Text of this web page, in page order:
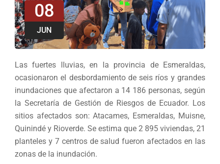
08
JUN
Las fuertes lluvias, en la provincia de Esmeraldas,
ocasionaron el desbordamiento de seis ríos y grandes
inundaciones que afectaron a 14 186 personas, según
la Secretaría de Gestión de Riesgos de Ecuador. Los
sitios afectados son: Atacames, Esmeraldas, Muisne,
Quinindé y Rioverde. Se estima que 2 895 viviendas, 21
planteles y 7 centros de salud fueron afectados en las
zonas de la inundación.